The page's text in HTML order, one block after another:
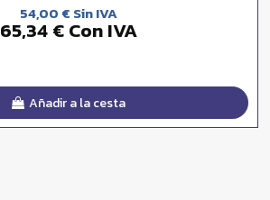
54,00 € Sin IVA
65,34 € Con IVA
Añadir a la cesta